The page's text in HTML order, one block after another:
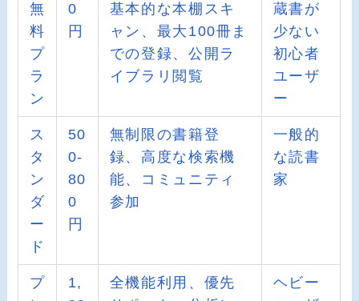
無
料
プ
ラ
ン
0
円
基本的な本棚スキ
ャン、最大100冊ま
での登録、公開ラ
イブラリ閲覧
蔵書が
少ない
初心者
ユーザ
ー
ス
タ
ン
ダ
ー
ド
50
0-
80
0
円
無制限の書籍登
録、高度な検索機
能、コミュニティ
参加
一般的
な読書
家
プ
1,
全機能利用、優先
ヘビー